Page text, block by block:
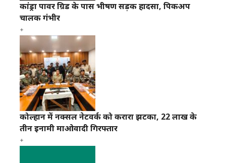
कांड्रा पावर ग्रिड के पास भीषण सड़क हादसा, पिकअप
चालक गंभीर
कोल्हान में नक्सल नेटवर्क को करारा झटका, 22 लाख के
तीन इनामी माओवादी गिरफ्तार